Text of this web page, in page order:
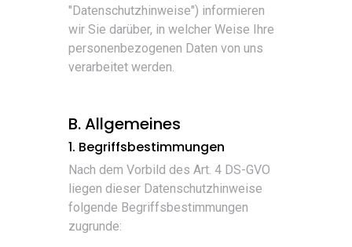
"Datenschutzhinweise") informieren
wir Sie darüber, in welcher Weise Ihre
personenbezogenen Daten von uns
verarbeitet werden.
B. Allgemeines
1. Begriffsbestimmungen
Nach dem Vorbild des Art. 4 DS-GVO
liegen dieser Datenschutzhinweise
folgende Begriffsbestimmungen
zugrunde: